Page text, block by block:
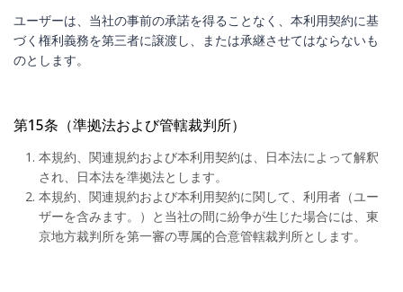
ユーザーは、当社の事前の承諾を得ることなく、本利用契約に基
づく権利義務を第三者に譲渡し、または承継させてはならないも
のとします。
第15条（準拠法および管轄裁判所）
本規約、関連規約および本利用契約は、日本法によって解釈
され、日本法を準拠法とします。
本規約、関連規約および本利用契約に関して、利用者（ユー
ザーを含みます。）と当社の間に紛争が生じた場合には、東
京地方裁判所を第一審の専属的合意管轄裁判所とします。